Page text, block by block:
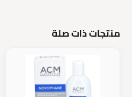
منتجات ذات صلة